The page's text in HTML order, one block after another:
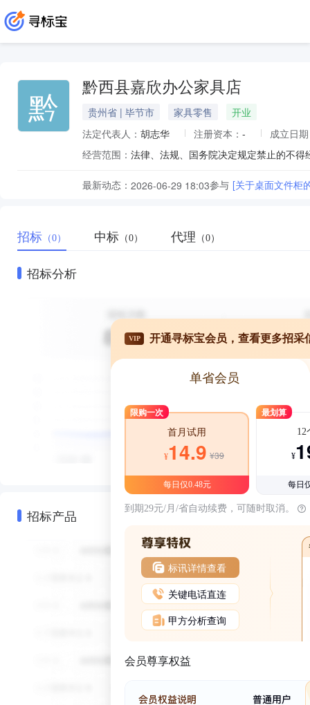
黔 黔西县嘉欣办公家具店
贵州省 | 毕节市 家具零售
开业
法定代表人： 胡志华 注册资本： -
成立日
经营范围：
最新动态： 2026-06-29 18:03参与 [关于桌面文件柜
招标 （0） 中标 （0） 代理 （0）
招标分析
招标产品
VIP 开通寻标宝会员，查看更多招采
单省会员
限购一次
首月试用
¥14.9 ¥39
每日仅0.48元
最划算
12
¥
每日
到期29元/月/省自动续费，可随时取消。
标讯详情查看
关键电话直连
甲方分析查询
会员尊享权益